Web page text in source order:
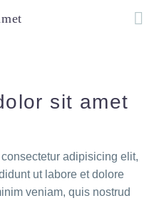
sit amet
adipisicing elit,
ut labore et dolore
veniam, quis nostrud